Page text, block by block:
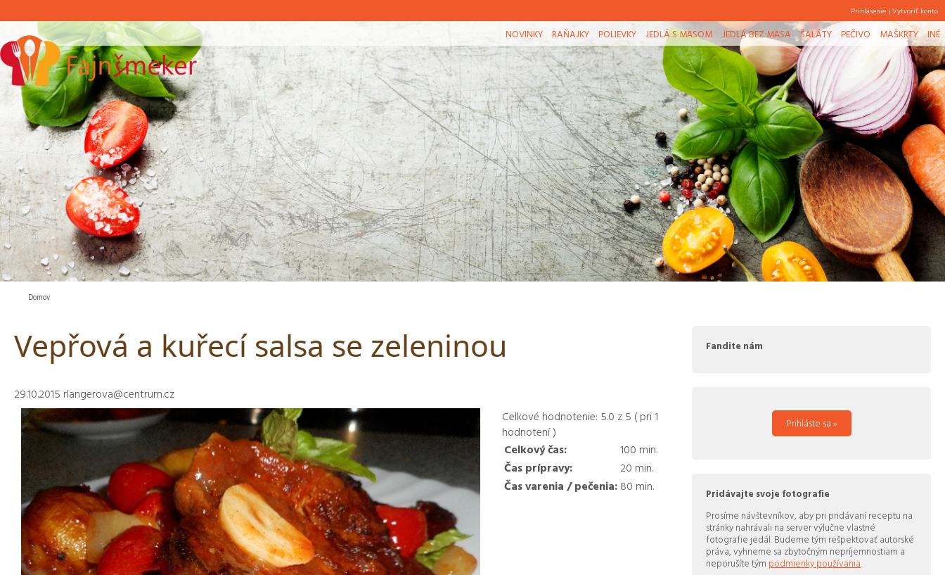
Prihlásenie | Vytvoriť konto
NOVINKY RAŇAJKY POLIEVKY JEDLÁ S MÄSOM JEDLÁ BEZ MÄSA ŠALÁTY PEČIVO MAŠKRTY INÉ
Domov
Vepřová a kuřecí salsa se zeleninou
29.10.2015 rlangerova@centrum.cz
Celkové hodnotenie: 5.0 z 5 ( pri1
hodnotení )
Celkový čas:
100 min.
Čas prípravy:
20 min.
Čas varenia / pečenia: 80 min.
Fandite nám
Prihláste sa »
Pridávajte svoje fotografie
Prosíme návštevníkov, aby pri pridávaní receptu na
stránky nahrávali na server výlučne vlastné
fotografie jedál. Budeme tým rešpektovať autorské
práva, vyhneme sa zbytočným nepríjemnostiam a
neporušíte tým podmienky používania.